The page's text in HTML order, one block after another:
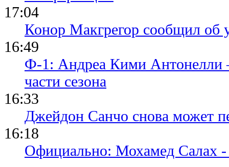
17:04
Конор Макгрегор сообщил об
16:49
Ф-1: Андреа Кими Антонелли
части сезона
16:33
Джейдон Санчо снова может
16:18
Официально: Мохамед Салах -